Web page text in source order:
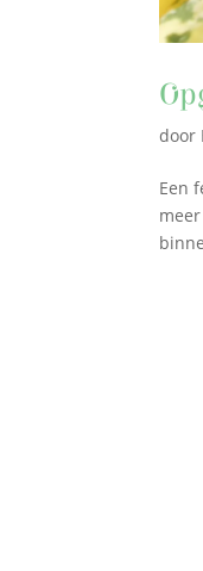
door
Een